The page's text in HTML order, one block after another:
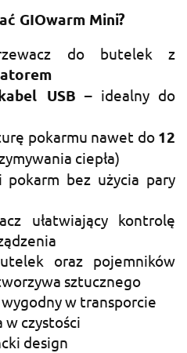
GIOwarm Mini?
do butelek z
USB – idealny do
pokarmu nawet do 12
ciepła)
bez użycia pary
ułatwiający kontrolę
oraz pojemników
sztucznego
w transporcie
czystości
design